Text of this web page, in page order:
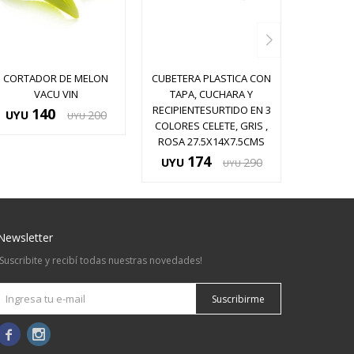
CORTADOR DE MELON
VACU VIN
UYU 140 UYU 200
CUBETERA PLASTICA CON
TAPA, CUCHARA Y
RECIPIENTESURTIDO EN 3
COLORES CELETE, GRIS ,
ROSA 27.5X14X7.5CMS
UYU 174 UYU 290
y recibí todas nuestras novedades!
Suscribirme
 